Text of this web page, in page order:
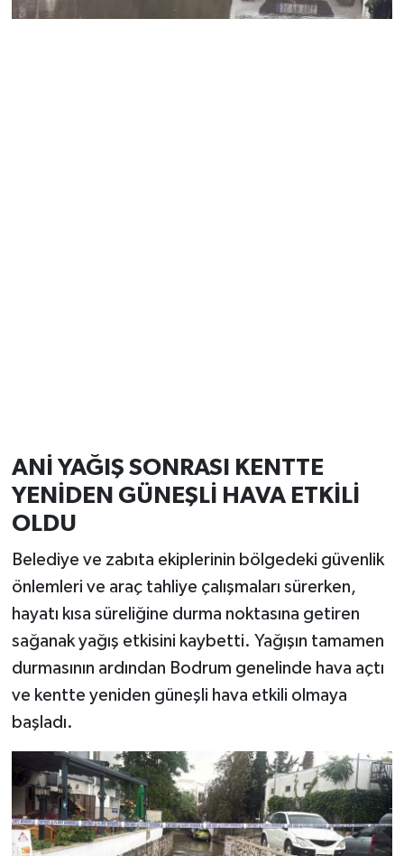
ANİ YAĞIŞ SONRASI KENTTE
YENİDEN GÜNEŞLİ HAVA ETKİLİ
OLDU
Belediye ve zabıta ekiplerinin bölgedeki güvenlik
önlemleri ve araç tahliye çalışmaları sürerken,
hayatı kısa süreliğine durma noktasına getiren
sağanak yağış etkisini kaybetti. Yağışın tamamen
durmasının ardından Bodrum genelinde hava açtı
ve kentte yeniden güneşli hava etkili olmaya
başladı.